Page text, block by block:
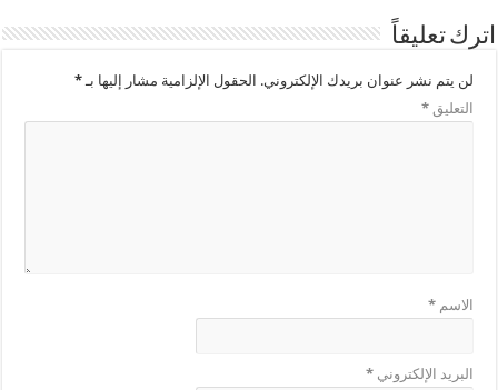
اترك تعليقاً
لن يتم نشر عنوان بريدك الإلكتروني. الحقول الإلزامية مشار إليها بـ*
التعليق*
الاسم*
البريد الإلكتروني*